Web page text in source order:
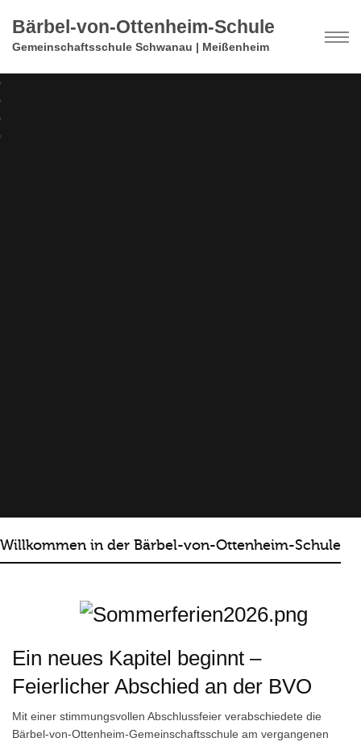
Bärbel-von-Ottenheim-Schule
Gemeinschaftsschule Schwanau | Meißenheim
Willkommen in der Bärbel-von-Ottenheim-Schule
Ein neues Kapitel beginnt –
Feierlicher Abschied an der BVO
Mit einer stimmungsvollen Abschlussfeier verabschiedete die
Bärbel-von-Ottenheim-Gemeinschaftsschule am vergangenen